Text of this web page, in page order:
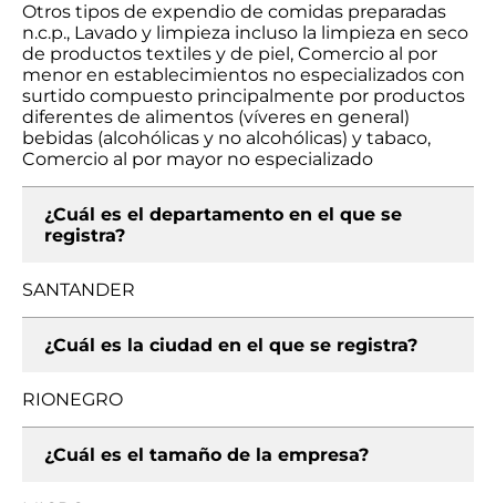
Otros tipos de expendio de comidas preparadas
n.c.p., Lavado y limpieza incluso la limpieza en seco
de productos textiles y de piel, Comercio al por
menor en establecimientos no especializados con
surtido compuesto principalmente por productos
diferentes de alimentos (víveres en general)
bebidas (alcohólicas y no alcohólicas) y tabaco,
Comercio al por mayor no especializado
¿Cuál es el departamento en el que se
registra?
SANTANDER
¿Cuál es la ciudad en el que se registra?
RIONEGRO
¿Cuál es el tamaño de la empresa?